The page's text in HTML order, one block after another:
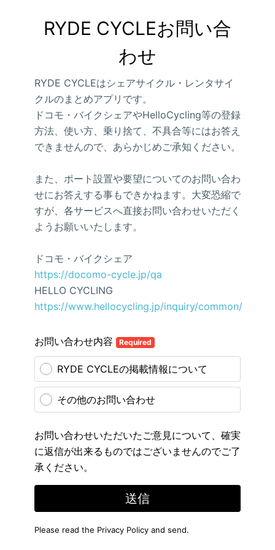
RYDE CYCLEお問い合
わせ
RYDE CYCLEはシェアサイクル・レンタサイ
クルのまとめアプリです。
ドコモ・バイクシェアやHelloCycling等の登録
方法、使い方、乗り捨て、不具合等にはお答え
できませんので、あらかじめご承知ください。
また、ポート設置や要望についてのお問い合わ
せにお答えする事もできかねます。大変恐縮で
すが、各サービスへ直接お問い合わせいただく
ようお願いいたします。
ドコモ・バイクシェア
https://docomo-cycle.jp/qa
HELLO CYCLING
https://www.hellocycling.jp/inquiry/common/
お問い合わせ内容 Required
RYDE CYCLEの掲載情報について
その他のお問い合わせ
お問い合わせいただいたご意見について、確実
に返信が出来るものではございませんのでご了
承ください。
送信
Please read the Privacy Policy and send.